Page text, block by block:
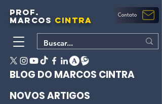
PROF.
MARCOS CINTRA Contato
BLOG DO MARCOS CINTRA
NOVOS ARTIGOS